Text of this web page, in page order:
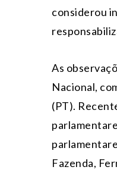
considerou
As
Nacional,
(PT).
Fazenda,